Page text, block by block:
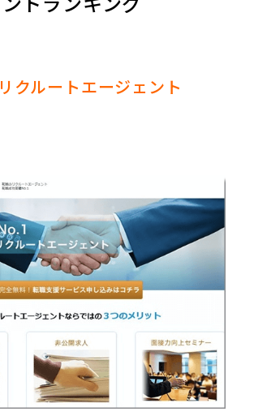
ントランキング
リクルートエージェント